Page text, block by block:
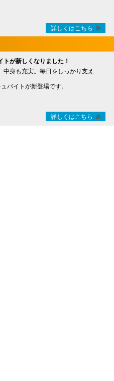
詳しくはこちら
トが新しくなりました！
中身も充実。毎日をしっかり支え
バイトが新登場です。
詳しくはこちら